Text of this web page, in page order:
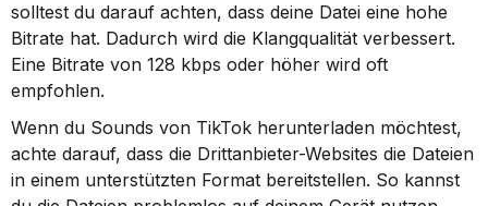
solltest du darauf achten, dass deine Datei eine hohe
Bitrate hat. Dadurch wird die Klangqualität verbessert.
Eine Bitrate von 128 kbps oder höher wird oft
empfohlen.
Wenn du Sounds von TikTok herunterladen möchtest,
achte darauf, dass die Drittanbieter-Websites die Dateien
in einem unterstützten Format bereitstellen. So kannst